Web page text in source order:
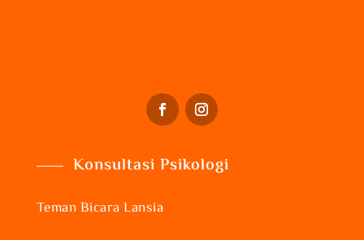
Konsultasi Psikologi
Teman Bicara Lansia